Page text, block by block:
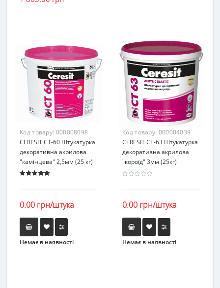
Код товару: 000008098
CERESIT CT-60 Штукатурка
декоративна акрилова
"камінцева" 2,5мм (25 кг)
0.00 грн/штука
Немає в наявності
Код товару: 000004039
CERESIT CT-63 Штукатурка
декоративна акрилова
"короїд" 3мм (25кг)
0.00 грн/штука
Немає в наявності